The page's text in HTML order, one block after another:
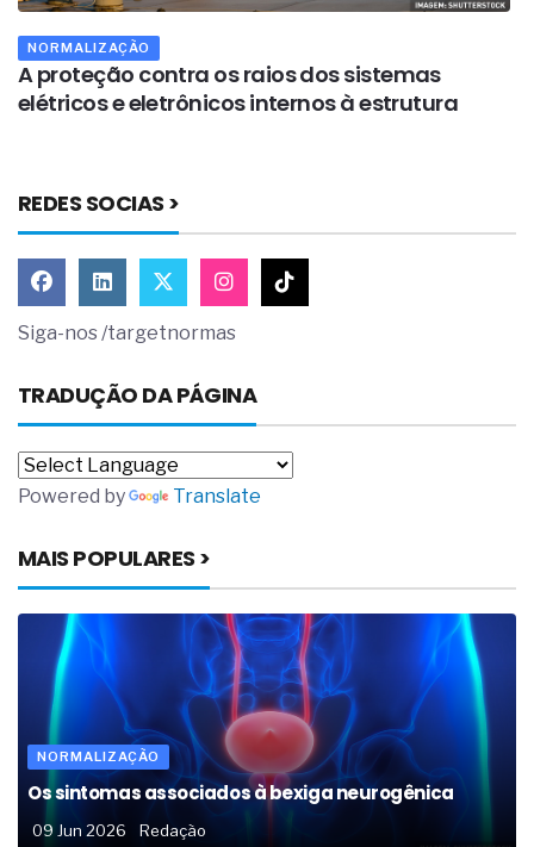
NORMALIZAÇÃO
proteção contra os raios dos sistemas
e eletrônicos internos à estrutura
REDES SOCIAS >
Siga-nos /targetnormas
TRADUÇÃO DA PÁGINA
Powered by Translate
MAIS POPULARES >
NORMALIZAÇÃO
Os sintomas associados à bexiga neurogênica
09 Jun 2026 Redação